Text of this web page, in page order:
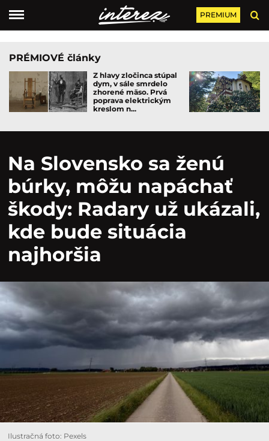
PREMIUM
PRÉMIOVÉ články
Z hlavy zločinca stúpal
dym, v sále smrdelo
zhorené mäso. Prvá
poprava elektrickým
kreslom n...
Na Slovensko sa ženú
búrky, môžu napáchať
škody: Radary už ukázali,
kde bude situácia
najhoršia
Ilustračná foto: Pexels